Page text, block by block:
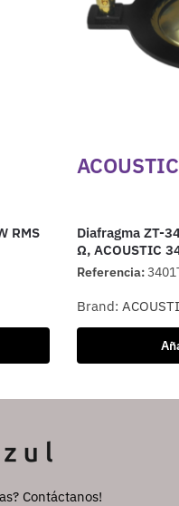
RMS
ACOUSTIC
Diafragma ZT-
Ω, ACOUSTIC
Referencia:
Brand:
Contáctanos!